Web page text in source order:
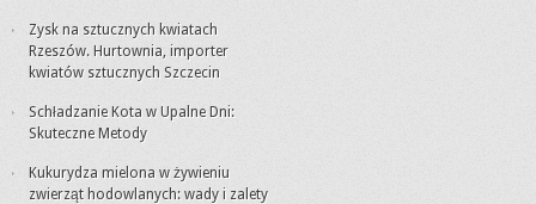
Zysk na sztucznych kwiatach
Rzeszów. Hurtownia, importer
kwiatów sztucznych Szczecin
Schładzanie Kota w Upalne Dni:
Skuteczne Metody
Kukurydza mielona w żywieniu
zwierząt hodowlanych: wady i zalety